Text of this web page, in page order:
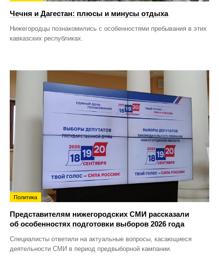
Чечня и Дагестан: плюсы и минусы отдыха
Нижегородцы познакомились с особенностями пребывания в этих
кавказских республиках.
Политика
Представителям нижегородских СМИ рассказали
об особенностях подготовки выборов 2026 года
Специалисты ответили на актуальные вопросы, касающиеся
деятельности СМИ в период предвыборной кампании.